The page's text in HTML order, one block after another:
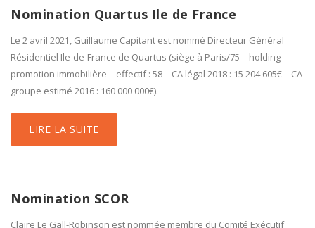
Nomination Quartus Ile de France
Le 2 avril 2021, Guillaume Capitant est nommé Directeur Général
Résidentiel Ile-de-France de Quartus (siège à Paris/75 – holding –
promotion immobilière – effectif : 58 – CA légal 2018 : 15 204 605€ – CA
groupe estimé 2016 : 160 000 000€).
LIRE LA SUITE
Nomination SCOR
Claire Le Gall-Robinson est nommée membre du Comité Exécutif